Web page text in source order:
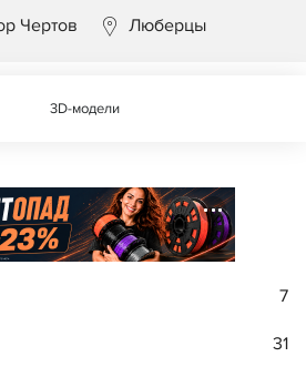
Чертов Люберцы
3D-модели
7
31